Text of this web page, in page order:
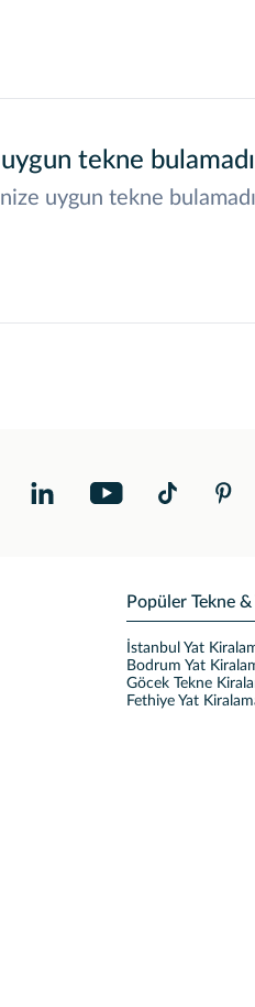
tekne
uygun tekne
Popüler Tekne
İstanbul Yat
Bodrum Yat
Göcek Tekne
Fethiye Yat